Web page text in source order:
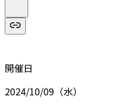
開催日
2024/10/09（水）